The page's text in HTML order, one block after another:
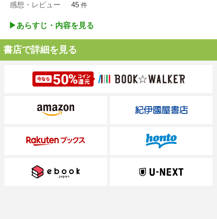
感想・レビュー 45 件
▶︎あらすじ・内容を見る
書店で詳細を見る